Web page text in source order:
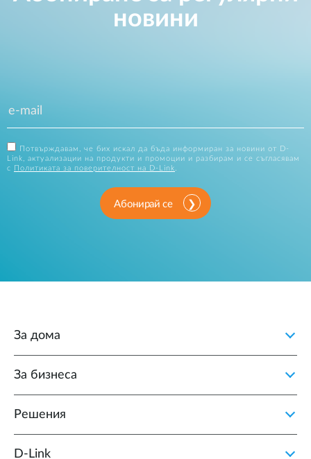
новини
Потвърждавам, че бих искал да бъда информиран за новини от D-
Link, актуализации на продукти и промоции и разбирам и се съгласявам
с
Политиката за поверителност на D-Link
Абонирай се
За дома
За бизнеса
Решения
D‑Link